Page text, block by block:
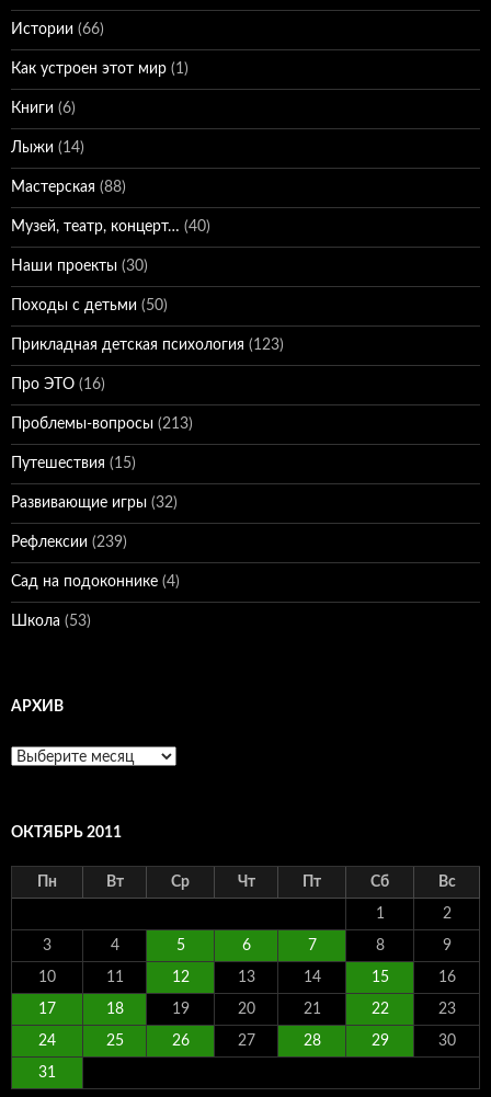
Истории (66)
Как устроен этот мир (1)
Книги (6)
Лыжи (14)
Мастерская (88)
Музей, театр, концерт… (40)
Наши проекты (30)
Походы с детьми (50)
Прикладная детская психология (123)
Про ЭТО (16)
Проблемы-вопросы (213)
Путешествия (15)
Развивающие игры (32)
Рефлексии (239)
Сад на подоконнике (4)
Школа (53)
АРХИВ
Архив
ОКТЯБРЬ 2011
Пн Вт Ср Чт Пт Сб Вс
1 2
3 4 5 6 7 8 9
10 11 12 13 14 15 16
17 18 19 20 21 22 23
24 25 26 27 28 29 30
31